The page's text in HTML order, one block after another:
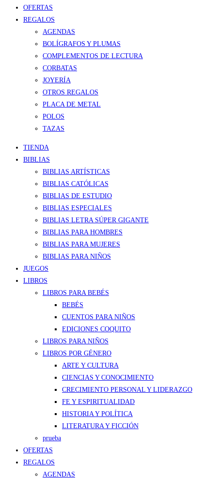
OFERTAS
REGALOS
AGENDAS
BOLÍGRAFOS Y PLUMAS
COMPLEMENTOS DE LECTURA
CORBATAS
JOYERÍA
OTROS REGALOS
PLACA DE METAL
POLOS
TAZAS
TIENDA
BIBLIAS
BIBLIAS ARTÍSTICAS
BIBLIAS CATÓLICAS
BIBLIAS DE ESTUDIO
BIBLIAS ESPECIALES
BIBLIAS LETRA SÚPER GIGANTE
BIBLIAS PARA HOMBRES
BIBLIAS PARA MUJERES
BIBLIAS PARA NIÑOS
JUEGOS
LIBROS
LIBROS PARA BEBÉS
BEBÉS
CUENTOS PARA NIÑOS
EDICIONES COQUITO
LIBROS PARA NIÑOS
LIBROS POR GÉNERO
ARTE Y CULTURA
CIENCIAS Y CONOCIMIENTO
CRECIMIENTO PERSONAL Y LIDERAZGO
FE Y ESPIRITUALIDAD
HISTORIA Y POLÍTICA
LITERATURA Y FICCIÓN
prueba
OFERTAS
REGALOS
AGENDAS